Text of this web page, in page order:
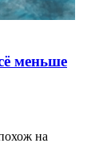
меньше
на